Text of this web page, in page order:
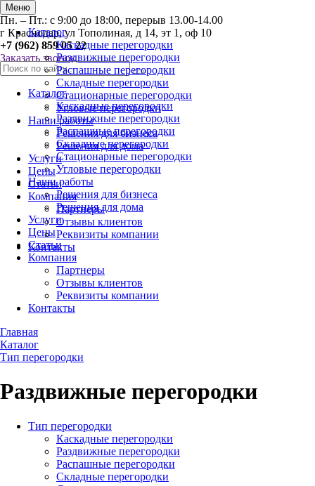
Меню
Каталог
Каскадные перегородки
Раздвижные перегородки
Распашные перегородки
Складные перегородки
Стационарные перегородки
Угловые перегородки
Наши работы
Решения для бизнеса
Решения для дома
Услуги
Цены
Статьи
Компания
Партнеры
Отзывы клиентов
Реквизиты компании
Контакты
Пн. – Пт.: с 9:00 до 18:00, перерыв 13.00-14.00
г Краснодар, ул Тополиная, д 14, эт 1, оф 10
+7 (962) 859 05 22
Заказать звонок
Каталог
Каскадные перегородки
Раздвижные перегородки
Распашные перегородки
Складные перегородки
Стационарные перегородки
Угловые перегородки
Наши работы
Решения для бизнеса
Решения для дома
Услуги
Цены
Статьи
Компания
Партнеры
Отзывы клиентов
Реквизиты компании
Контакты
Главная
Каталог
Тип перегородки
Раздвижные перегородки
Тип перегородки
Каскадные перегородки
Раздвижные перегородки
Распашные перегородки
Складные перегородки